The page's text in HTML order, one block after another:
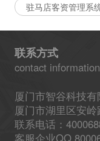
驻马店客资管理系
联系方式
contact information
厦门市智谷科技有
厦门市湖里区安
联系电话：
客服企业QQ